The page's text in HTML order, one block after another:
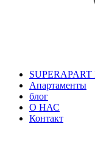
Апартаменты
блог
О НАС
Контакт